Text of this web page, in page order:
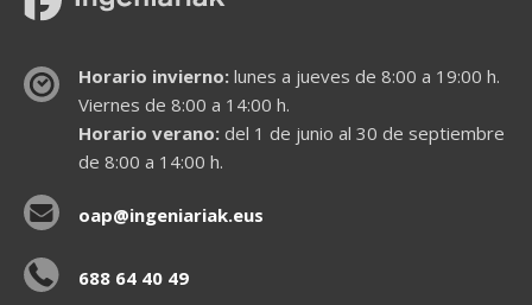
Horario invierno:lunes a jueves de 8:00 a 19:00 h.
Viernes de 8:00 a 14:00 h.
Horario verano:del 1 de junio al 30 de septiembre
de 8:00 a 14:00 h.
oap@ingeniariak.eus
688 64 40 49